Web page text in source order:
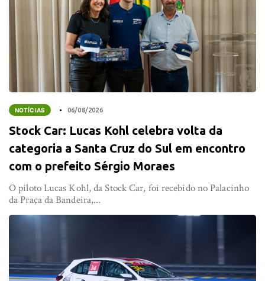
NOTÍCIAS 06/08/2026
Stock Car: Lucas Kohl celebra volta da
categoria a Santa Cruz do Sul em encontro
com o prefeito Sérgio Moraes
O piloto Lucas Kohl, da Stock Car, foi recebido no Palacinho
da Praça da Bandeira,...